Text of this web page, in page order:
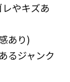
やキズあ
あり)
るジャンク